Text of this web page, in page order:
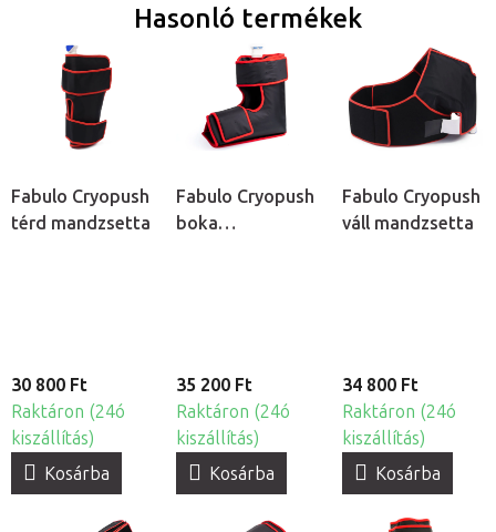
Hasonló termékek
Fabulo Cryopush
térd mandzsetta
30 800 Ft
Raktáron (24ó
kiszállítás)
Kosárba
Fabulo Cryopush
boka
35 200 Ft
Raktáron (24ó
kiszállítás)
Kosárba
Fabulo Cryopush
váll mandzsetta
34 800 Ft
Raktáron (24ó
kiszállítás)
Kosárba